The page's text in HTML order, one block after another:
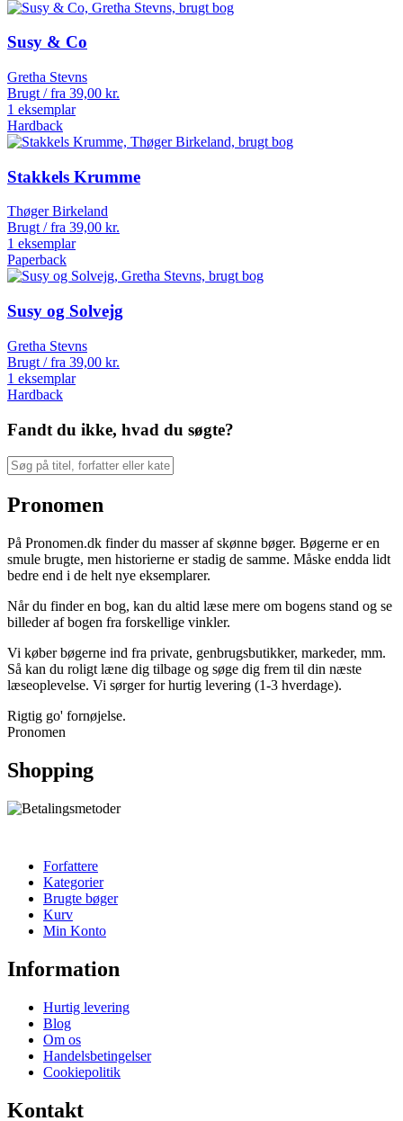
Susy & Co
Gretha Stevns
Brugt / fra 39,00 kr.
1 eksemplar
Hardback
Stakkels Krumme
Thøger Birkeland
Brugt / fra 39,00 kr.
1 eksemplar
Paperback
Susy og Solvejg
Gretha Stevns
Brugt / fra 39,00 kr.
1 eksemplar
Hardback
Fandt du ikke, hvad du søgte?
Pronomen
På Pronomen.dk finder du masser af skønne bøger. Bøgerne er en
smule brugte, men historierne er stadig de samme. Måske endda lidt
bedre end i de helt nye eksemplarer.
Når du finder en bog, kan du altid læse mere om bogens stand og se
billeder af bogen fra forskellige vinkler.
Vi køber bøgerne ind fra private, genbrugsbutikker, markeder, mm.
Så kan du roligt læne dig tilbage og søge dig frem til din næste
læseoplevelse. Vi sørger for hurtig levering (1-3 hverdage).
Rigtig go' fornøjelse.
Pronomen
Shopping
Forfattere
Kategorier
Brugte bøger
Kurv
Min Konto
Information
Hurtig levering
Blog
Om os
Handelsbetingelser
Cookiepolitik
Kontakt